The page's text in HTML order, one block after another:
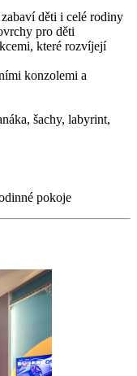
děti i celé rodiny
pro děti
které rozvíjejí
konzolemi a
šachy, labyrint,
pokoje